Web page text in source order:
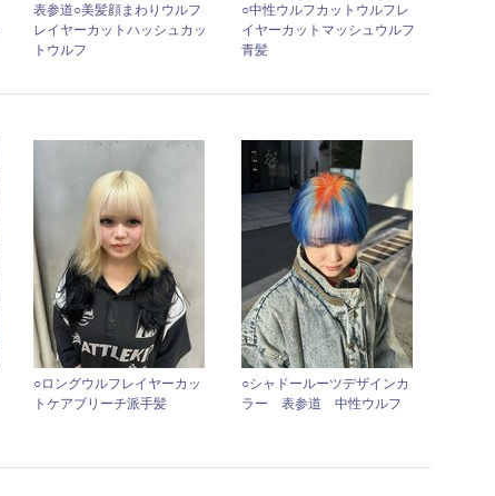
表参道○美髪顔まわりウルフ
レイヤーカットハッシュカッ
トウルフ
○中性ウルフカットウルフレ
イヤーカットマッシュウルフ
青髪
○ロングウルフレイヤーカッ
トケアブリーチ派手髪
○シャドールーツデザインカ
ラー 表参道 中性ウルフ